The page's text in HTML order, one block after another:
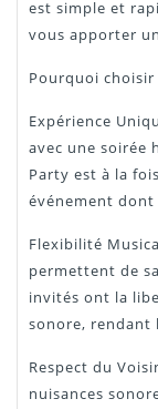
est simple et
vous apporter
Pourquoi choisir
Expérience
avec une soirée
Party est à la
événement
Flexibilité
permettent de
invités ont la
sonore, rendant
Respect du
nuisances